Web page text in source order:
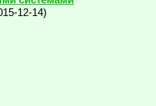
12-14)